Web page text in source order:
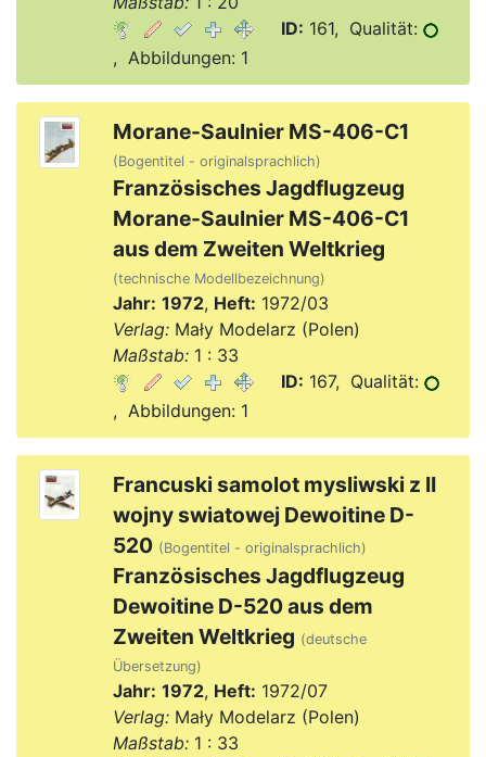
ID: 161, Qualität:
, Abbildungen: 1
Morane-Saulnier MS-406-C1
(Bogentitel - originalsprachlich)
Französisches Jagdflugzeug
Morane-Saulnier MS-406-C1
aus dem Zweiten Weltkrieg
(technische Modellbezeichnung)
Jahr: 1972, Heft: 1972/03
Verlag:Mały Modelarz (Polen)
Maßstab:1 : 33
ID: 167, Qualität:
, Abbildungen: 1
Francuski samolot mysliwski z II
wojny swiatowej Dewoitine D-
520 (Bogentitel - originalsprachlich)
Französisches Jagdflugzeug
Dewoitine D-520 aus dem
Zweiten Weltkrieg (deutsche
Übersetzung)
Jahr: 1972, Heft: 1972/07
Verlag:Mały Modelarz (Polen)
Maßstab:1 : 33